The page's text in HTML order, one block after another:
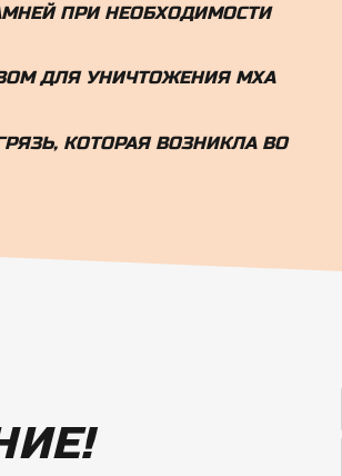
ПРИ НЕОБХОДИМОСТИ
ДЛЯ УНИЧТОЖЕНИЯ МХА
КОТОРАЯ ВОЗНИКЛА ВО